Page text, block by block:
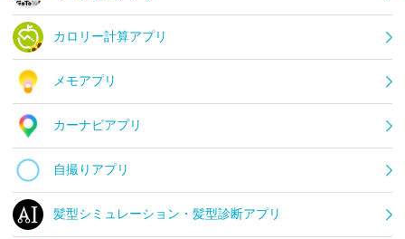
カロリー計算アプリ
メモアプリ
カーナビアプリ
自撮りアプリ
髪型シミュレーション・髪型診断アプリ